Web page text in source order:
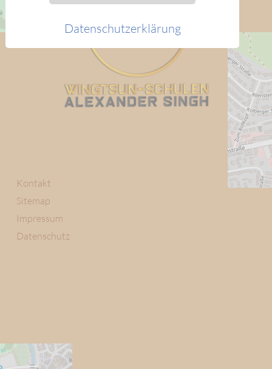
Datenschutzerklärung
Kontakt
Sitemap
Impressum
Datenschutz